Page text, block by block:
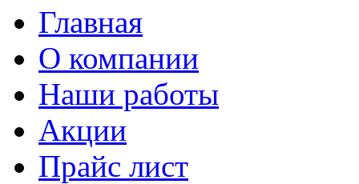
Главная
О компании
Наши работы
Акции
Прайс лист